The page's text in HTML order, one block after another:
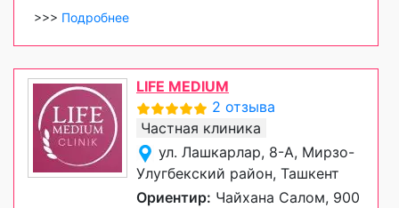
>>> Подробнее
LIFE MEDIUM
2 отзыва
Частная клиника
ул. Лашкарлар, 8-А, Мирзо-
Улугбекский район, Ташкент
Ориентир: Чайхана Салом, 900